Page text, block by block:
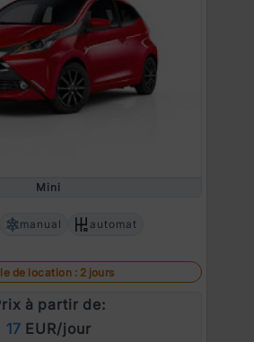
Mini
manual automat
de location : 2 jours
à partir de:
17 EUR/jour